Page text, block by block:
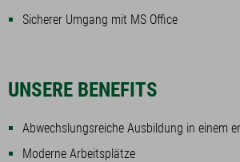
Sicherer Umgang mit MS Office
UNSERE BENEFITS
Abwechslungsreiche Ausbildung in einem
Moderne Arbeitsplätze